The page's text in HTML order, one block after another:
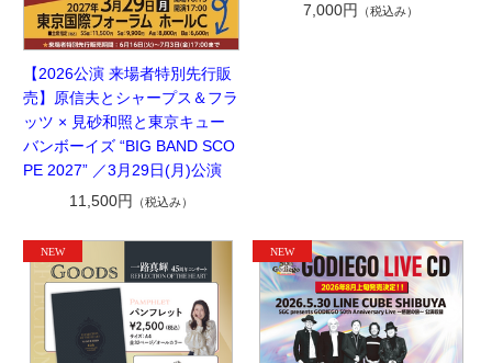
【2026公演 来場者特別先行販
売】原信夫とシャープス＆フラ
ッツ × 見砂和照と東京キュー
バンボーイズ “BIG BAND SCO
PE 2027” ／3月29日(月)公演
11,500円
（税込み）
7,000円
（税込み）